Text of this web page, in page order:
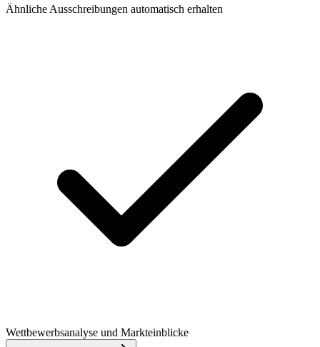
Ähnliche Ausschreibungen automatisch erhalten
Wettbewerbsanalyse und Markteinblicke